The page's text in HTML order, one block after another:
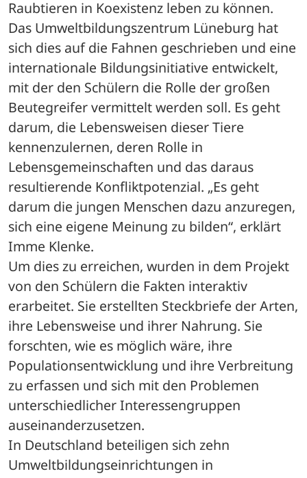
Raubtieren in Koexistenz leben zu können.
Das Umweltbildungszentrum Lüneburg hat
sich dies auf die Fahnen geschrieben und eine
internationale Bildungsinitiative entwickelt,
mit der den Schülern die Rolle der großen
Beutegreifer vermittelt werden soll. Es geht
darum, die Lebensweisen dieser Tiere
kennenzulernen, deren Rolle in
Lebensgemeinschaften und das daraus
resultierende Konfliktpotenzial. „Es geht
darum die jungen Menschen dazu anzuregen,
sich eine eigene Meinung zu bilden“, erklärt
Imme Klenke.
Um dies zu erreichen, wurden in dem Projekt
von den Schülern die Fakten interaktiv
erarbeitet. Sie erstellten Steckbriefe der Arten,
ihre Lebensweise und ihrer Nahrung. Sie
forschten, wie es möglich wäre, ihre
Populationsentwicklung und ihre Verbreitung
zu erfassen und sich mit den Problemen
unterschiedlicher Interessengruppen
auseinanderzusetzen.
In Deutschland beteiligen sich zehn
Umweltbildungseinrichtungen in